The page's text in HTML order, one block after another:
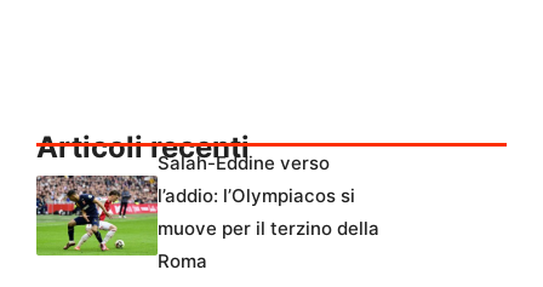
Articoli recenti
Salah-Eddine verso
l’addio: l’Olympiacos si
muove per il terzino della
Roma